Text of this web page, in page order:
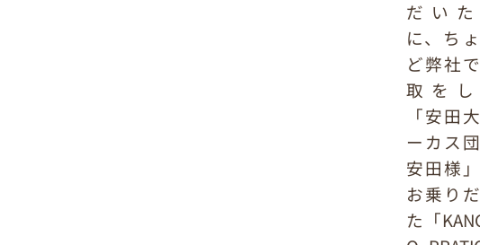
だいた
に、ち
ど弊社
取をし
「安田
ーカス
安田様
お乗り
た「